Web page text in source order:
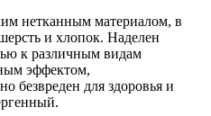
нетканным материалом, в
и хлопок. Наделен
к различным видам
эффектом,
безвреден для здоровья и